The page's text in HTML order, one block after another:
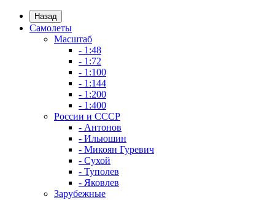
Назад
Самолеты
Масштаб
- 1:48
- 1:72
- 1:100
- 1:144
- 1:200
- 1:400
России и СССР
- Антонов
- Ильюшин
- Микоян Гуревич
- Сухой
- Туполев
- Яковлев
Зарубежные